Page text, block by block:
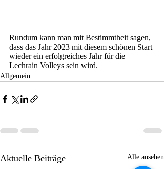
Rundum kann man mit Bestimmtheit sagen,
dass das Jahr 2023 mit diesem schönen Start
wieder ein erfolgreiches Jahr für die
Lechrain Volleys sein wird.
Allgemein
Aktuelle Beiträge Alle ansehen